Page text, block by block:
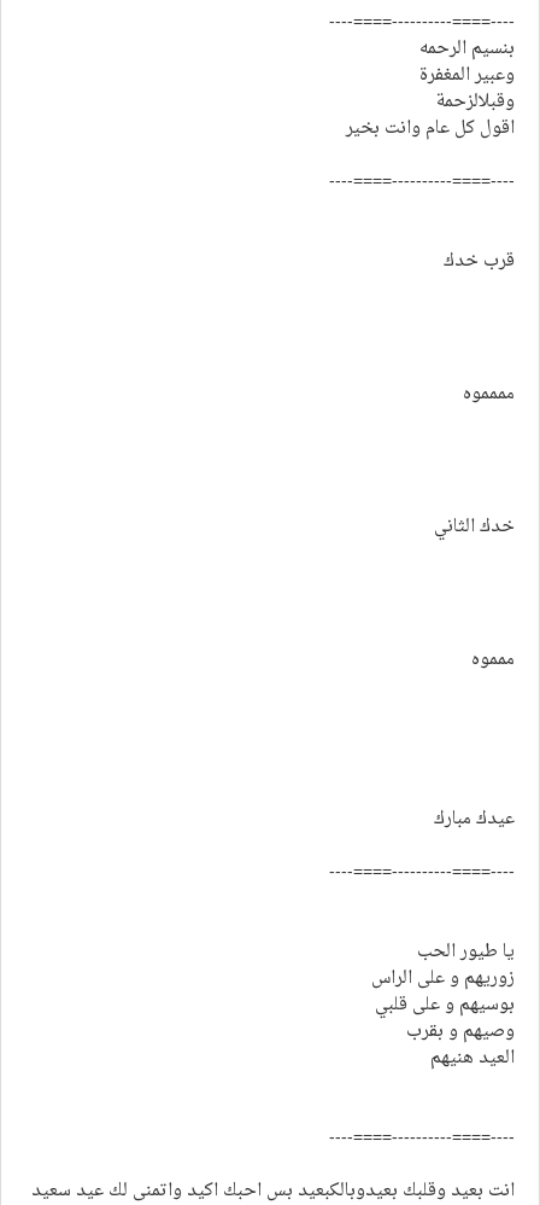
----====----------====----
بنسيم الرحمه
وعبير المغفرة
وقبلالزحمة
اقول كل عام وانت بخير
----====----------====----
قرب خدك
مممموه
خدك الثاني
ممموه
عيدك مبارك
----====----------====----
يا طيور الحب
زوريهم و على الراس
بوسيهم و على قلبي
وصيهم و بقرب
العيد هنيهم
----====----------====----
انت بعيد وقلبك بعيدوبالكبعيد بس احبك اكيد واتمنى لك عيد سعيد